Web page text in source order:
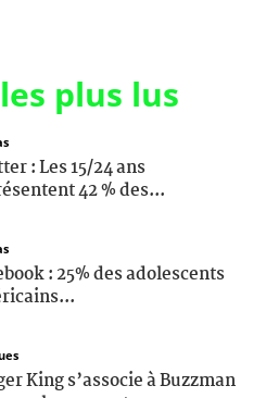
les plus lus
: Les 15/24 ans
42 % des...
: 25% des adolescents
King s’associe à Buzzman